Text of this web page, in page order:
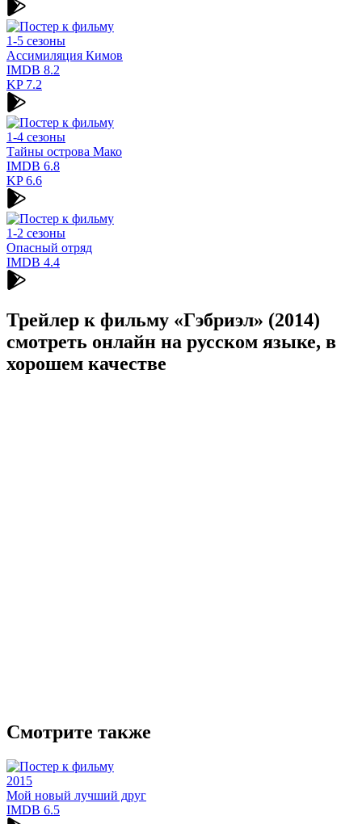
1-5 сезоны
Ассимиляция Кимов
IMDB 8.2
KP7.2
1-4 сезоны
Тайны острова Мако
IMDB 6.8
KP6.6
1-2 сезоны
Опасный отряд
IMDB 4.4
Трейлер к фильму «Гэбриэл» (2014)
cмотреть онлайн на русском языке, в
хорошем качестве
Смотрите также
2015
Мой новый лучший друг
IMDB 6.5